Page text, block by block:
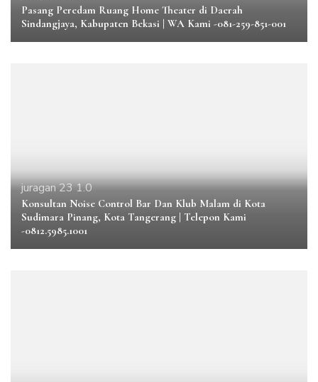
Pasang Peredam Ruang Home Theater di Daerah
Sindangjaya, Kabupaten Bekasi | WA Kami -081-259-851-001
juragan 23 1.0
Konsultan Noise Control Bar Dan Klub Malam di Kota
Sudimara Pinang, Kota Tangerang | Telepon Kami
-0812.5985.1001